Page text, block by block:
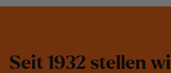
Seit 1932 stellen wi